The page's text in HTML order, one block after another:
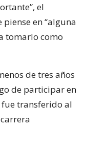
el
en “alguna
tomarlo como
de tres años
de participar en
fue transferido al